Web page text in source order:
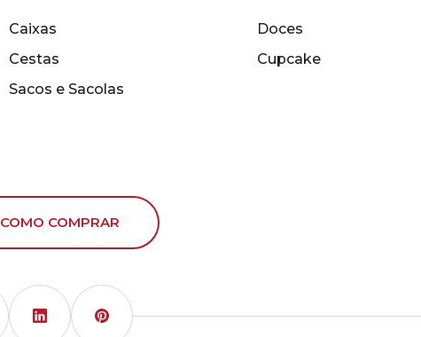
Caixas
Cestas
Sacos e Sacolas
Doces
Cupcake
COMO COMPRAR